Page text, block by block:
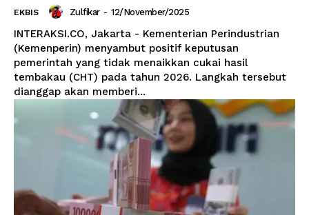
EKBIS Zulfikar - 12/November/2025
INTERAKSI.CO, Jakarta - Kementerian Perindustrian
(Kemenperin) menyambut positif keputusan
pemerintah yang tidak menaikkan cukai hasil
tembakau (CHT) pada tahun 2026. Langkah tersebut
dianggap akan memberi...